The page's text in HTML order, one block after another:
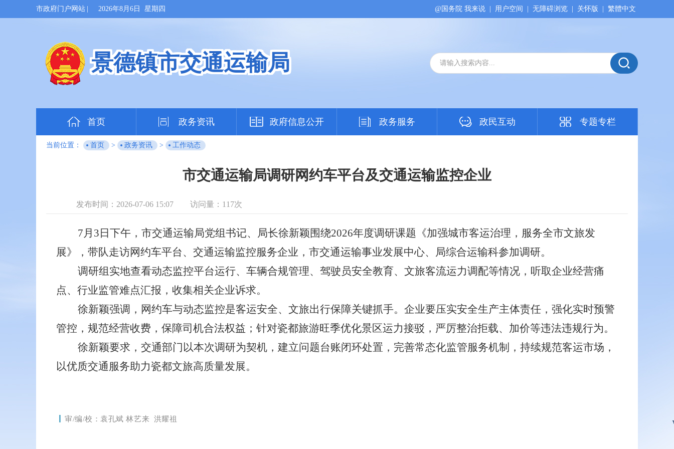
市政府门户网站 2026年8月6日 星期四 繁體中文
关怀版
无障碍浏览
用户空间
@国务院 我来说
景德镇市交通运输局
首页 政务资讯 政府信息公开 政务服务 政民互动 专题专栏
当前位置： 首页 > 政务资讯 > 工作动态
市交通运输局调研网约车平台及交通运输监控企业
发布时间：2026-07-06 15:07 访问量： 117次
7月3日下午，市交通运输局党组书记、局长徐新颖围绕2026年度调研课题《加强城市客运治理，服务全市文旅发
展》，带队走访网约车平台、 交通运输监控服务企业， 市交通运输事业发展中心、局综合运输科参加调研。
调研组实地查看动态监控平台运行、车辆合规管理、驾驶员安全教育、文旅客流运力调配等情况，听取企业经营痛
点、行业监管难点汇报，收集相关企业诉求。
徐新颖强调，网约车与动态监控是客运安全、文旅出行保障关键抓手。企业要压实安全生产主体责任，强化实时预警
管控，规范经营收费，保障司机合法权益；针对瓷都旅游旺季优化景区运力接驳，严厉整治拒载、加价等违法违规行为。
徐新颖要求，交通部门以本次调研为契机，建立问题台账闭环处置，完善常态化监管服务机制，持续规范客运市场，
以优质交通服务助力瓷都文旅高质量发展。
审/编/校： 袁孔斌 林艺来 洪耀祖